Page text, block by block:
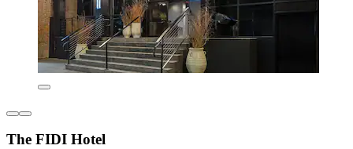
The FIDI Hotel